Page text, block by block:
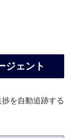
ジェント
を自動追跡する